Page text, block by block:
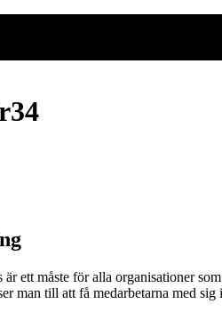
ett måste för alla organisationer
man till att få medarbetarna med